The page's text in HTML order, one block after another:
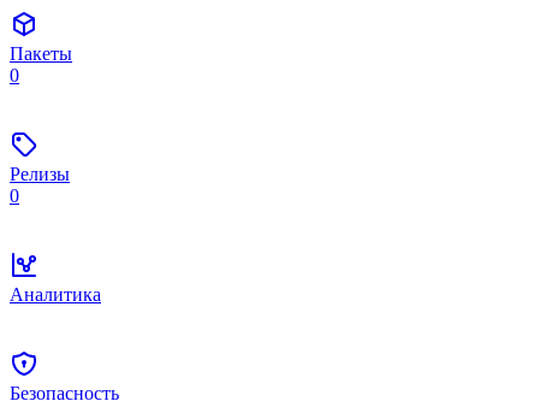
Пакеты
0
Релизы
0
Аналитика
Безопасность